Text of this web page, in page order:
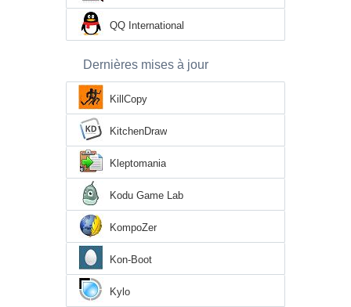
QQ International
Dernières mises à jour
KillCopy
KitchenDraw
Kleptomania
Kodu Game Lab
KompoZer
Kon-Boot
Kylo